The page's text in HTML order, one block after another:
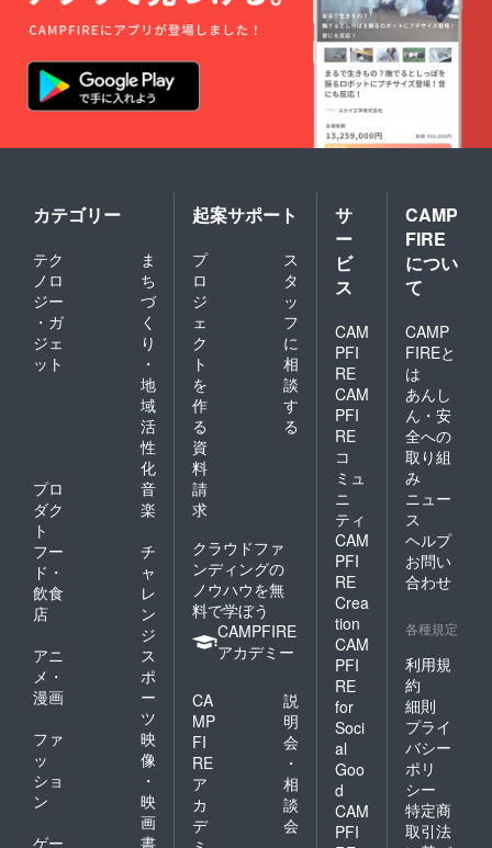
カテゴリー
テク
ノロ
ジー
・ガ
ジェ
ット
ま
ち
づ
く
り
・
地
域
活
性
化
プロ
ダク
ト
音
楽
フー
ド・
飲食
店
チ
ャ
レ
ン
ジ
アニ
メ・
漫画
ス
ポ
ー
ツ
ファ
ッ
ショ
ン
映
像
・
映
画
ゲー
書
起案サポート
プ
ロ
ジ
ェ
ク
ト
を
作
る
ス
タ
ッ
フ
に
相
談
す
る
資
料
請
求
クラウドファ
ンディングの
ノウハウを無
料で学ぼう
CAMPFIRE
アカデミー
CA
MP
FI
RE
ア
カ
デ
説
明
会
・
相
談
会
サ
ー
ビ
ス
CAM
PFI
RE
CAM
PFI
RE
コ
ミュ
ニ
ティ
CAM
PFI
RE
Crea
tion
CAM
PFI
RE
for
Soci
al
Goo
d
CAM
PFI
CAMP
FIRE
につい
て
CAMP
FIREと
は
あんし
ん・安
全への
取り組
み
ニュー
ス
ヘルプ
お問い
合わせ
各種規定
利用規
約
細則
プライ
バシー
ポリ
シー
特定商
取引法